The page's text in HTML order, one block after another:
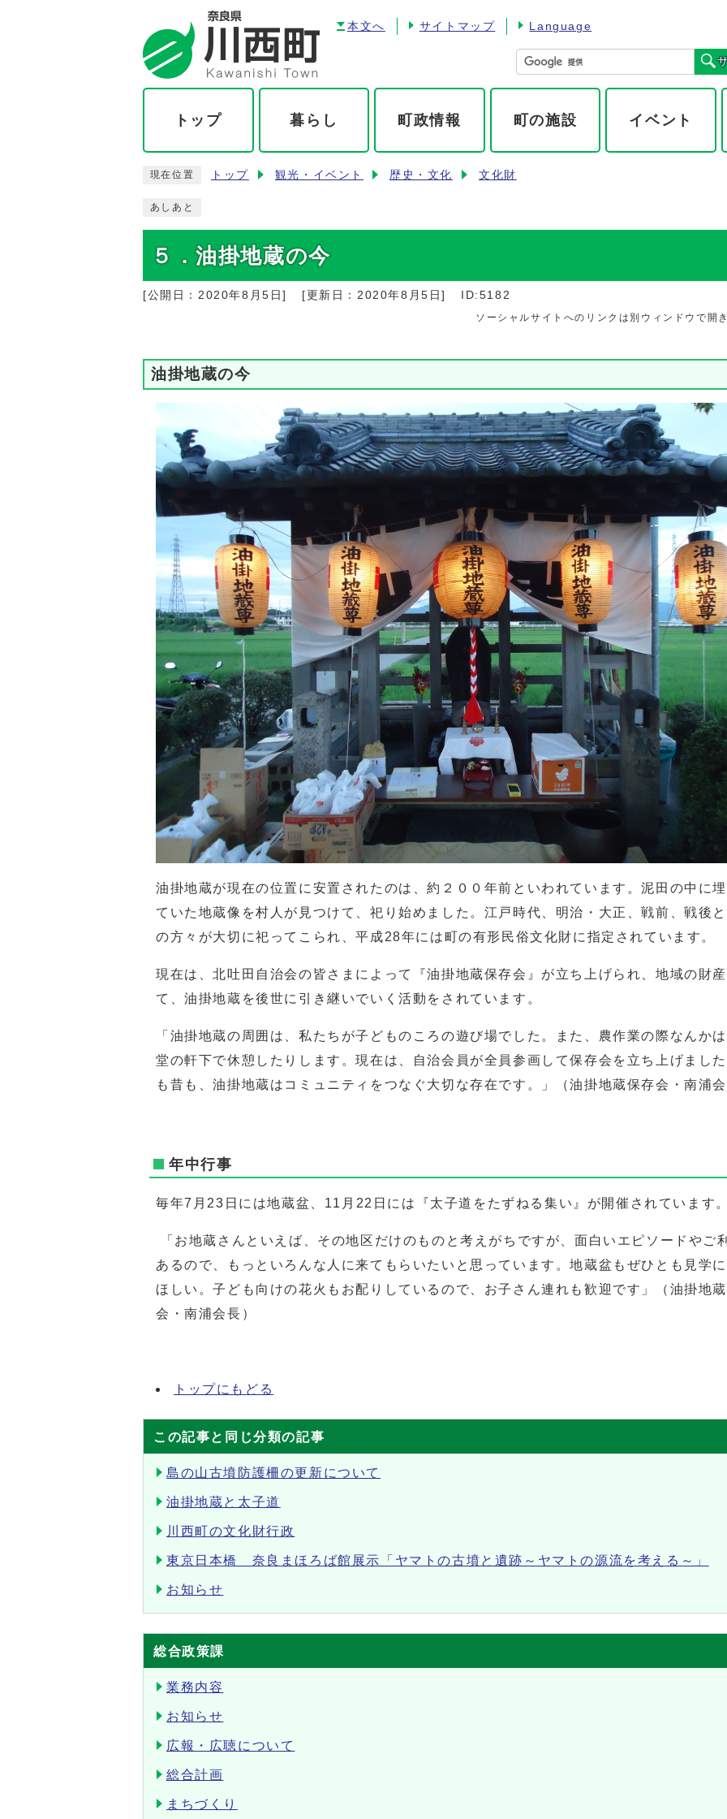
本文へ サイトマップ Language
トップ 暮らし 町政情報 町の施設 イベント
現在位置 トップ 観光・イベント 歴史・文化 文化財
あしあと
５．油掛地蔵の今
[公開日： 2020年8月5日] [更新日：2020年8月5日] ID:5182
ソーシャルサイトへのリンクは別ウィンドウで開
油掛地蔵の今
油掛地蔵が現在の位置に安置されたのは、約２００年前といわれています。泥田の中に
ていた地蔵像を村人が見つけて、祀り始めました。江戸時代、明治・大正、戦前、戦後
の方々が大切に祀ってこられ、平成28年には町の有形民俗文化財に指定されています。
現在は、北吐田自治会の皆さまによって『油掛地蔵保存会』が立ち上げられ、地域の財
て、油掛地蔵を後世に引き継いでいく活動をされています。
「油掛地蔵の周囲は、私たちが子どものころの遊び場でした。また、農作業の際なんか
堂の軒下で休憩したりします。現在は、自治会員が全員参画して保存会を立ち上げまし
も昔も、油掛地蔵はコミュニティをつなぐ大切な存在です。」（油掛地蔵保存会・南浦会
年中行事
毎年7月23日には地蔵盆、11月22日には『太子道をたずねる集い』が開催されています。
「お地蔵さんといえば、その地区だけのものと考えがちですが、面白いエピソードやご
あるので、もっといろんな人に来てもらいたいと思っています。地蔵盆もぜひとも見学
ほしい。子ども向けの花火もお配りしているので、お子さん連れも歓迎です」（油掛地
会・南浦会長）
トップにもどる
この記事と同じ分類の記事
島の山古墳防護柵の更新について
油掛地蔵と太子道
川西町の文化財行政
東京日本橋 奈良まほろば館展示「ヤマトの古墳と遺跡～ヤマトの源流を考える～」
お知らせ
総合政策課
業務内容
お知らせ
広報・広聴について
総合計画
まちづくり